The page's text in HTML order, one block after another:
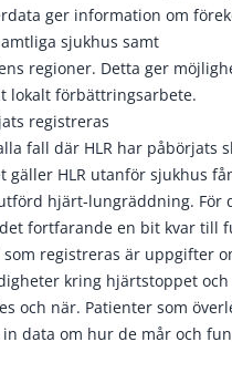
ger information om
sjukhus samt
regioner. Detta ger
lokalt förbättringsarbete.
registreras
fall där HLR har påbörjats
gäller HLR utanför sjukhus
hjärt-lungräddning. För
fortfarande en bit kvar till
registreras är uppgifter
kring hjärtstoppet och
och när. Patienter som
data om hur de mår och